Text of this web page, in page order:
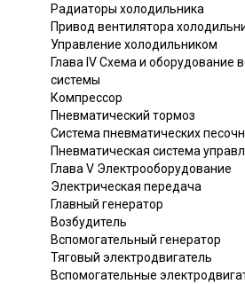
Радиаторы холодильника
Привод вентилятора
Управление холодильником
Глава IV Схема и оборудование
системы
Компрессор
Пневматический тормоз
Система пневматических
Пневматическая система
Глава V Электрооборудование
Электрическая передача
Главный генератор
Возбудитель
Вспомогательный генератор
Тяговый электродвигатель
Вспомогательные